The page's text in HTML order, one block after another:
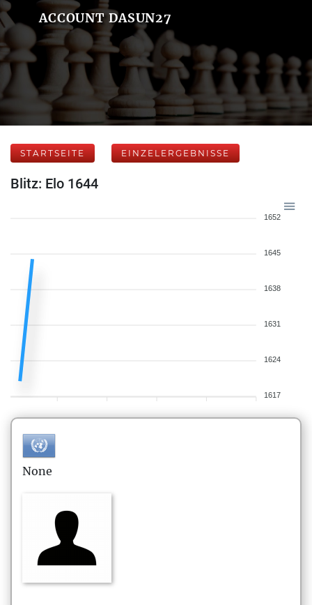
ACCOUNT DASUN27
STARTSEITE EINZELERGEBNISSE
Blitz: Elo 1644
1652
1645
1638
1631
1624
1617
None